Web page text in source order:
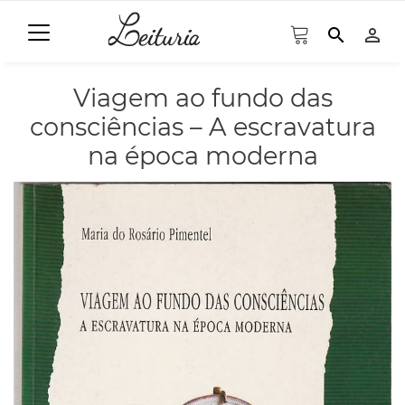
search person_outline
Viagem ao fundo das
consciências – A escravatura
na época moderna